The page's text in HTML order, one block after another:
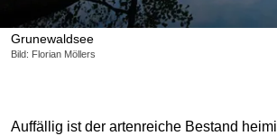
Grunewaldsee
Bild: Florian Möllers
Auffällig ist der artenreiche Bestand